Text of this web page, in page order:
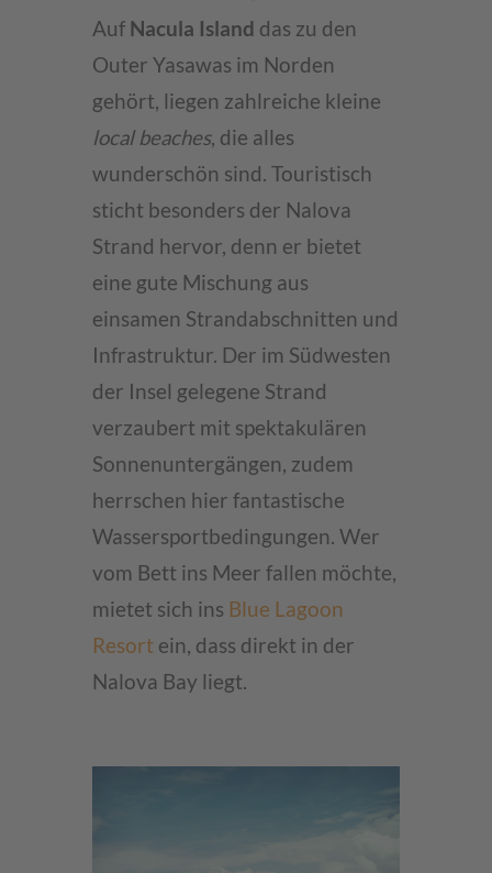
Auf Nacula Island das zu den
Outer Yasawas im Norden
gehört, liegen zahlreiche kleine
local beaches, die alles
wunderschön sind. Touristisch
sticht besonders der Nalova
Strand hervor, denn er bietet
eine gute Mischung aus
einsamen Strandabschnitten und
Infrastruktur. Der im Südwesten
der Insel gelegene Strand
verzaubert mit spektakulären
Sonnenuntergängen, zudem
herrschen hier fantastische
Wassersportbedingungen. Wer
vom Bett ins Meer fallen möchte,
mietet sich ins Blue Lagoon
Resort ein, dass direkt in der
Nalova Bay liegt.